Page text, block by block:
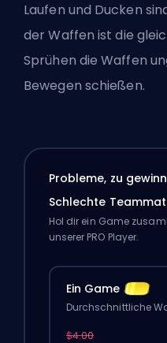
Laufen und Ducken
der Waffen ist die
Sprühen die Waffen
Bewegen schießen.
Probleme, zu
Schlechte
Hol dir ein Game
unserer PRO Player.
Ein Game
Durchschnittliche
$4.00